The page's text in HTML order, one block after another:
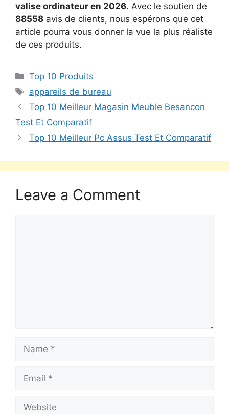
valise ordinateur en 2026. Avec le soutien de
88558 avis de clients, nous espérons que cet
article pourra vous donner la vue la plus réaliste
de ces produits.
Top 10 Produits
appareils de bureau
Top 10 Meilleur Magasin Meuble Besancon
Test Et Comparatif
Top 10 Meilleur Pc Assus Test Et Comparatif
Leave a Comment